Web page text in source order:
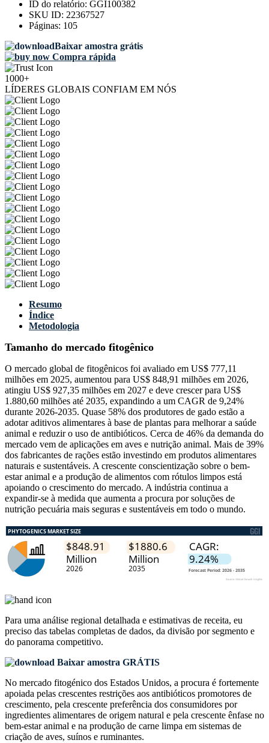
ID do relatório: GGI100382
SKU ID: 22367527
Páginas: 105
Baixar amostra grátis
Compra rápida
1000+
LÍDERES GLOBAIS CONFIAM EM NÓS
Resumo
Índice
Metodologia
Tamanho do mercado fitogênico
O mercado global de fitogênicos foi avaliado em US$ 777,11
milhões em 2025, aumentou para US$ 848,91 milhões em 2026,
atingiu US$ 927,35 milhões em 2027 e deve crescer para US$
1.880,60 milhões até 2035, expandindo a um CAGR de 9,24%
durante 2026-2035. Quase 58% dos produtores de gado estão a
adotar aditivos alimentares à base de plantas para melhorar a saúde
animal e reduzir o uso de antibióticos. Cerca de 46% da demanda do
mercado vem de aplicações em aves e nutrição animal. Mais de 39%
dos fabricantes de rações estão investindo em produtos alimentares
naturais e sustentáveis. A crescente conscientização sobre o bem-
estar animal e a produção de alimentos com rótulos limpos está
apoiando o crescimento do mercado. A indústria continua a
expandir-se à medida que aumenta a procura por soluções de
nutrição pecuária mais seguras e sustentáveis ​​em todo o mundo.
Para uma análise regional detalhada e estimativas de receita, eu
preciso das tabelas completas de dados, da divisão por segmento e
do panorama competitivo.
Baixar amostra GRÁTIS
No mercado fitogénico dos Estados Unidos, a procura é fortemente
apoiada pelas crescentes restrições aos antibióticos promotores de
crescimento, pela crescente preferência dos consumidores por
ingredientes alimentares de origem natural e pela crescente ênfase no
bem-estar animal e na produção de carne limpa em sistemas de
criação de aves, suínos e ruminantes.